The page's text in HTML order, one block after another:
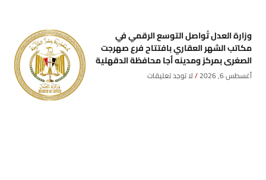
وزارة العدل تُواصل التوسع الرقمي في
مكاتب الشهر العقاري بافتتاح فرع صهرجت
الصغرى بمركز ومدينه أجا محافظة الدقهلية
أغسطس 6, 2026 لا توجد تعليقات